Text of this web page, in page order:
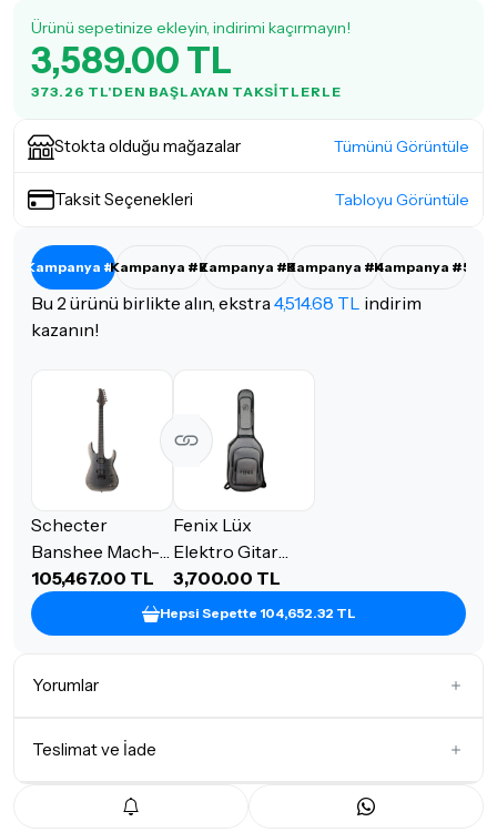
Ürünü sepetinize ekleyin, indirimi kaçırmayın!
3,589.00 TL
373.26 TL'DEN BAŞLAYAN TAKSITLERLE
Stokta olduğu mağazalar Tümünü Görüntüle
Taksit Seçenekleri Tabloyu Görüntüle
Kampanya #1Kampanya #2Kampanya #3Kampanya #4Kampanya #5
Bu 2 ürünü birlikte alın, ekstra4,514.68 TL indirim
kazanın!
Schecter
Banshee Mach-6
Elektro Gitar
(Fallout Burst)
105,467.00 TL
Fenix Lüx
Elektro Gitar
Gigbag (Gri)
3,700.00 TL
Hepsi Sepette 104,652.32 TL
Yorumlar
Teslimat ve İade
Teslimat Koşulları